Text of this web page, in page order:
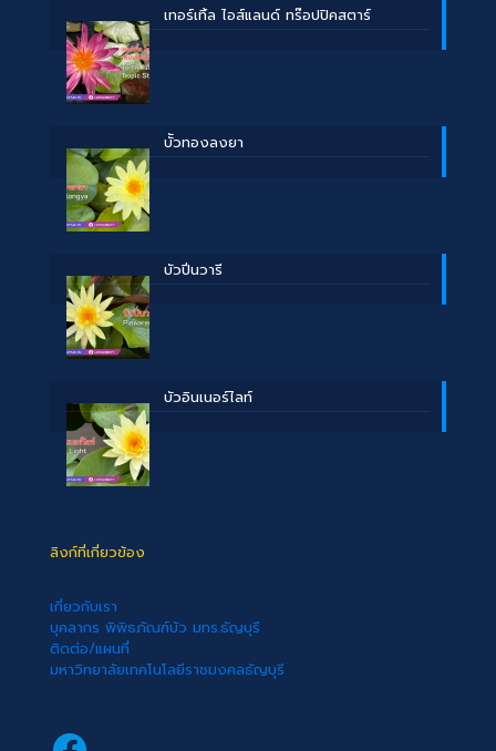
เทอร์เทิ้ล ไอส์แลนด์ ทร๊อปปิคสตาร์
บััวทองลงยา
บัวปิ่นวารี
บัวอินเนอร์ไลท์
ลิงก์ที่เกี่ยวข้อง
เกี่ยวกับเรา
บุคลากร พิพิธภัณฑ์บัว มทร.ธัญบุรี
ติดต่อ/แผนที่
มหาวิทยาลัยเทคโนโลยีราชมงคลธัญบุรี